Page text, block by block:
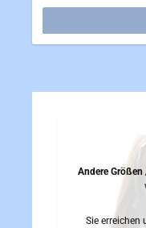
Andere
Sie erreichen